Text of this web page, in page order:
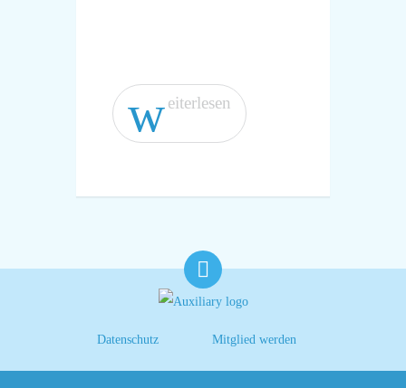
weiterlesen
Datenschutz Mitglied werden